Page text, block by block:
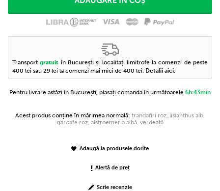
Transportgratuit în București și localitați limitrofe la comenzi de peste
400 lei sau 29 lei la comenzi mai mici de 400 lei. Detalii aici.
Pentru livrare astăzi în București, plasați comanda în următoarele 6h:43min
Acest produs conține în mărimea normală: trandafiri roz, lisianthus alb,
garoafe roz, alstroemeria albă, verdeață
Adaugă la produsele dorite
Alertă de preț
Scrie recenzie